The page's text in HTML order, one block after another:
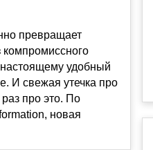
превращает
компромиссного
удобный
И свежая утечка про
про это. По
новая